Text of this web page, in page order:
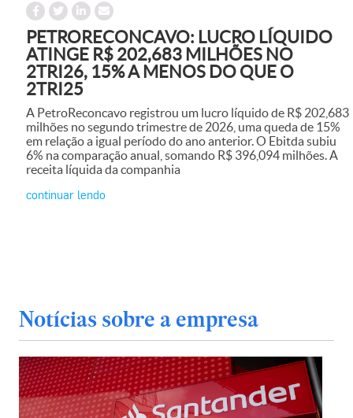
PETRORECONCAVO: LUCRO LÍQUIDO
ATINGE R$ 202,683 MILHÕES NO
2TRI26, 15% A MENOS DO QUE O
2TRI25
A PetroReconcavo registrou um lucro líquido de R$ 202,683
milhões no segundo trimestre de 2026, uma queda de 15%
em relação a igual período do ano anterior. O Ebitda subiu
6% na comparação anual, somando R$ 396,094 milhões. A
receita líquida da companhia
continuar lendo
Notícias sobre a empresa